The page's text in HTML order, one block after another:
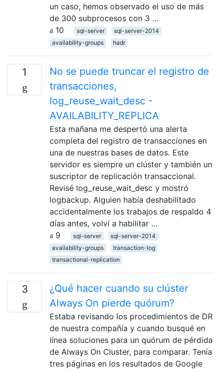
un caso, hemos observado el uso de más
de 300 subprocesos con 3 …
10
sql-server
sql-server-2014
availability-groups
hadr
1
No se puede truncar el registro de
transacciones,
log_reuse_wait_desc -
AVAILABILITY_REPLICA
Esta mañana me despertó una alerta
completa del registro de transacciones en
una de nuestras bases de datos. Este
servidor es siempre un clúster y también un
suscriptor de replicación transaccional.
Revisé log_reuse_wait_desc y mostró
logbackup. Alguien había deshabilitado
accidentalmente los trabajos de respaldo 4
días antes, volví a habilitar …
9
sql-server
sql-server-2014
availability-groups
transaction-log
transactional-replication
3
¿Qué hacer cuando su clúster
Always On pierde quórum?
Estaba revisando los procedimientos de DR
de nuestra compañía y cuando busqué en
línea soluciones para un quórum de pérdida
de Always On Cluster, para comparar. Tenía
tres páginas en los resultados de Google